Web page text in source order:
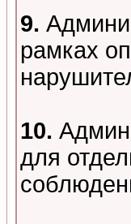
9.
рамках
10.
для